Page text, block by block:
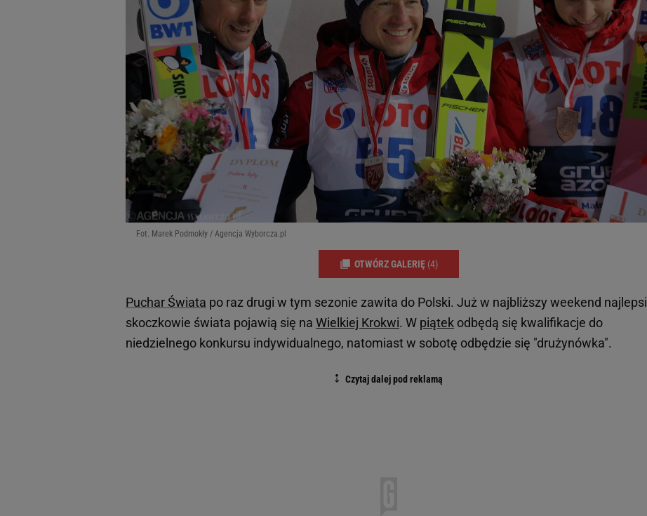
Fot. Marek Podmokły / Agencja Wyborcza.pl
OTWÓRZ GALERIĘ (4)
Puchar Świata po raz drugi w tym sezonie zawita do Polski. Już w najbliższy weekend najlepsi
skoczkowie świata pojawią się na Wielkiej Krokwi. W piątek odbędą się kwalifikacje do
niedzielnego konkursu indywidualnego, natomiast w sobotę odbędzie się "drużynówka".